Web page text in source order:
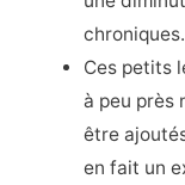
chroniques.
Ces petits
à peu près
être
en fait un